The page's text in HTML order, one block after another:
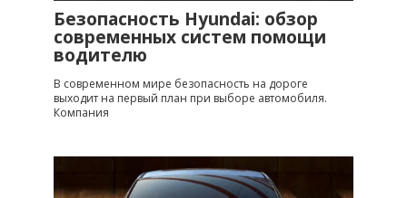
Безопасность Hyundai: обзор
современных систем помощи
водителю
В современном мире безопасность на дороге
выходит на первый план при выборе автомобиля.
Компания